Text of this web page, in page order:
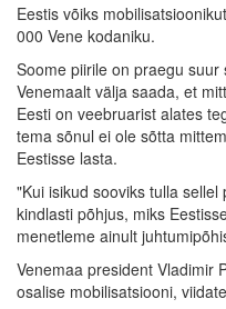
Eestis võiks
000 Vene kodaniku.
Soome piirile on praegu
Venemaalt välja saada, et
Eesti on veebruarist alates
tema sõnul ei ole sõtta
Eestisse lasta.
"Kui isikud sooviks tulla
kindlasti põhjus, miks
menetleme ainult
Venemaa president Vladimir
osalise mobilisatsiooni,